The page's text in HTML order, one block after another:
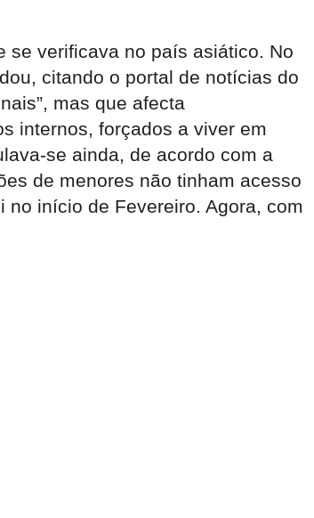
se verificava no país asiático. No
citando o portal de notícias do
mas que afecta
internos, forçados a viver em
se ainda, de acordo com a
de menores não tinham acesso
início de Fevereiro. Agora, com